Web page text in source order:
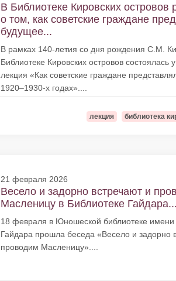
В Библиотеке Кировских островов
о том, как советские граждане
будущее...
В рамках 140-летия со дня рождения С.М.
Библиотеке Кировских островов состоялась
лекция «Как советские граждане
1920–1930-х годах»....
лекция библиотека
21 февраля 2026
Весело и задорно встречают и
Масленицу в Библиотеке Гайдара...
18 февраля в Юношеской библиотеке имени
Гайдара прошла беседа «Весело и задорно
проводим Масленицу»....